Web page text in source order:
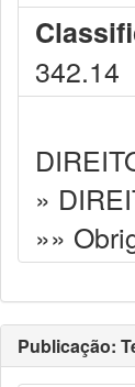
342.14
»
»»
Publicação: